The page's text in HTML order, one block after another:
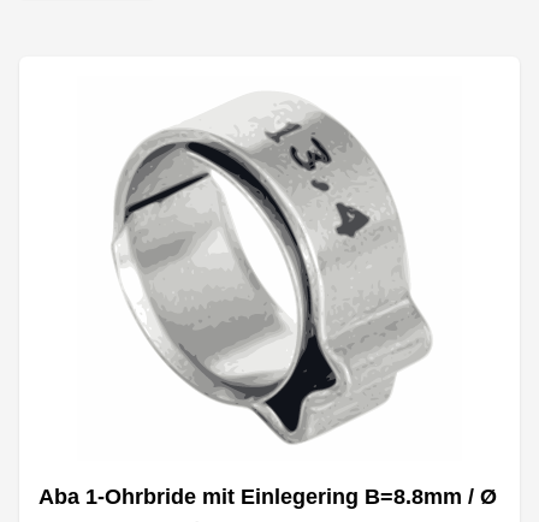
Aba 1-Ohrbride mit Einlegering B=8.8mm / Ø